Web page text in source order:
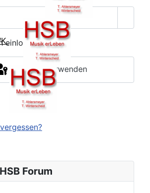
Forum
einloggen
Passkey verwenden